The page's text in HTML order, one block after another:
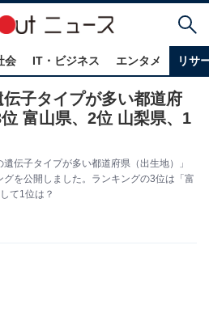
会 IT・ビジネス エンタメ リサ
伝子タイプが多い都道府
富山県、2位 山梨県、1
伝子タイプが多い都道府県（出生地）」
を公開しました。ランキングの3位は「富
て1位は？